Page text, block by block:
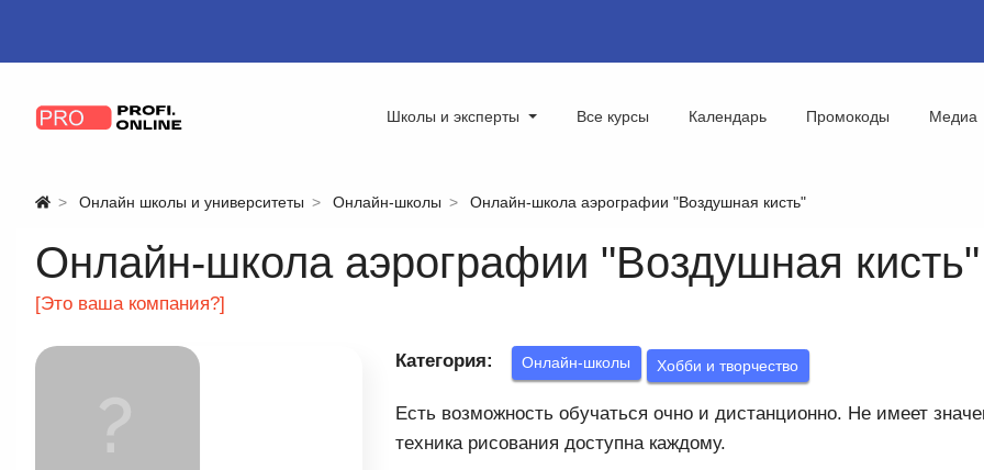
Школы и эксперты Все курсы Календарь Промокоды Медиа
Онлайн школы и университеты Онлайн-школы Онлайн-школа аэрографии "Воздушная кисть"
Онлайн-школа аэрографии "Воздушная кисть"
[Это ваша компания?]
Категория: Онлайн-школы Хобби и творчество
Есть возможность обучаться очно и дистанционно. Не имеет
техника рисования доступна каждому.